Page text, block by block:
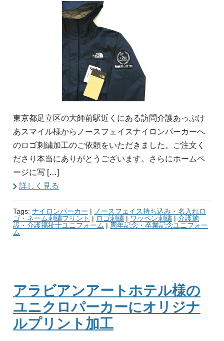
東京都足立区の大師前駅近くにある訪問介護あっぷけ
あスマイル様からノースフェイスナイロンパーカーへ
のロゴ刺繍加工のご依頼をいただきました。ご注文く
ださり本当にありがとうございます。さらにホームペ
ージに写 […]
詳しく見る
Tags: ナイロンパーカー | ノースフェイス持ち込み・名入れロ
ゴ・ネーム刺繍プリント | ロゴ刺繍 | ワッペン刺繍 | 介護施
設・介護福祉士ユニフォーム | 周年記念・卒業記念ユニフォー
ム
アラビアンアートホテル様の
ユニクロパーカーにオリジナ
ルプリント加工